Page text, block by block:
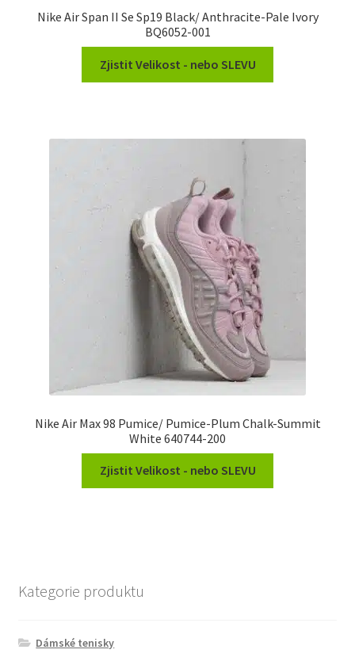
Nike Air Span II Se Sp19 Black/ Anthracite-Pale Ivory
BQ6052-001
Zjistit Velikost - nebo SLEVU
Nike Air Max 98 Pumice/ Pumice-Plum Chalk-Summit
White 640744-200
Zjistit Velikost - nebo SLEVU
Kategorie produktu
Dámské tenisky